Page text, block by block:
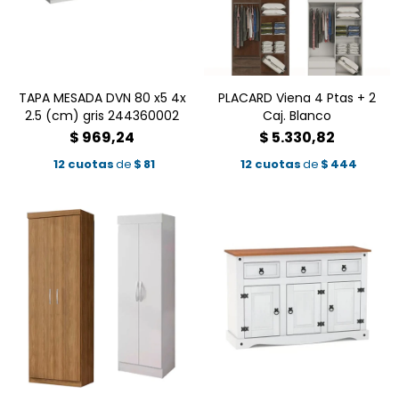
TAPA MESADA DVN 80 x5 4x
2.5 (cm) gris 244360002
$ 969,24
12 cuotasde $ 81
PLACARD Viena 4 Ptas + 2
Caj. Blanco
$ 5.330,82
12 cuotasde $ 444